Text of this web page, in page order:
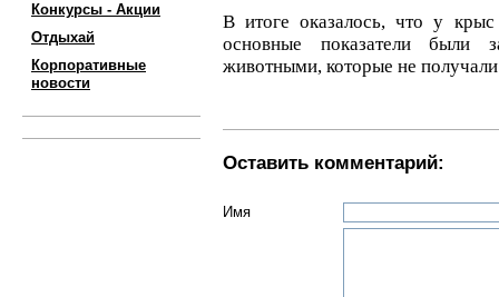
Конкурсы - Акции
Отдыхай
Корпоративные
новости
В итоге оказалось, что у
основные показатели
животными, которые не
Оставить комментарий:
Имя